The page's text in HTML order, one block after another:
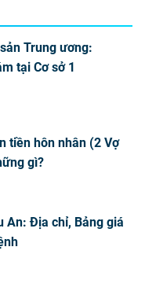
Trung ương:
tại Cơ sở 1
tiền hôn nhân (2 Vợ
gì?
An: Địa chỉ, Bảng giá